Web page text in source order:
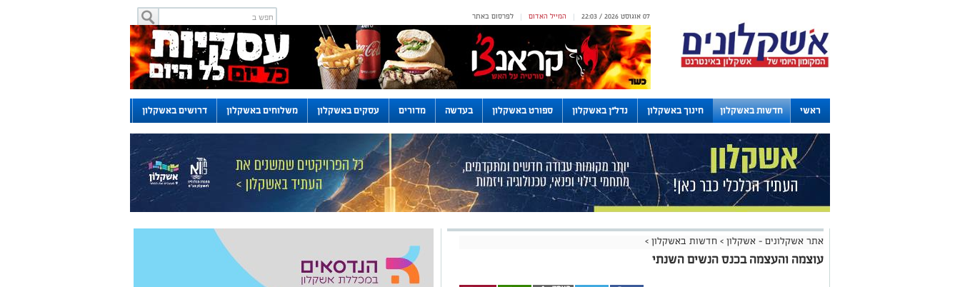
לפרסום באתר | המייל האדום | 07 אוגוסט 2026 / 22:03
ראשי חדשות באשקלון חינוך באשקלון נדל"ן באשקלון ספורט באשקלון בעדשה מדורים עסקים באשקלון משלוחים באשקלון דרושים באשקלון
לוחות
אתר אשקלונים - אשקלון > חדשות באשקלון >
עוצמה והעצמה בכנס הנשים השנתי